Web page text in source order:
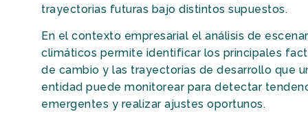
trayectorias futuras bajo distintos supuestos.
En el contexto empresarial el análisis de
climáticos permite identificar los principales
de cambio y las trayectorias de desarrollo que
entidad puede monitorear para detectar
emergentes y realizar ajustes oportunos.